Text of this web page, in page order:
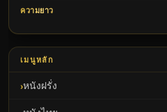
ความยาว
เมนูหลัก
หนังฝรั่ง